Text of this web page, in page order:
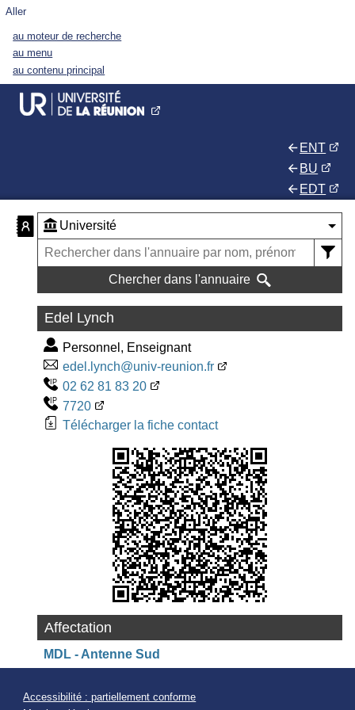
Aller
au moteur de recherche
au menu
au contenu principal
ENT
BU
EDT
Chercher dans l'annuaire
Edel Lynch
Personnel, Enseignant
edel.lynch@univ-reunion.fr
02 62 81 83 20
7720
Télécharger la fiche contact
Affectation
MDL - Antenne Sud
Accessibilité : partiellement conforme